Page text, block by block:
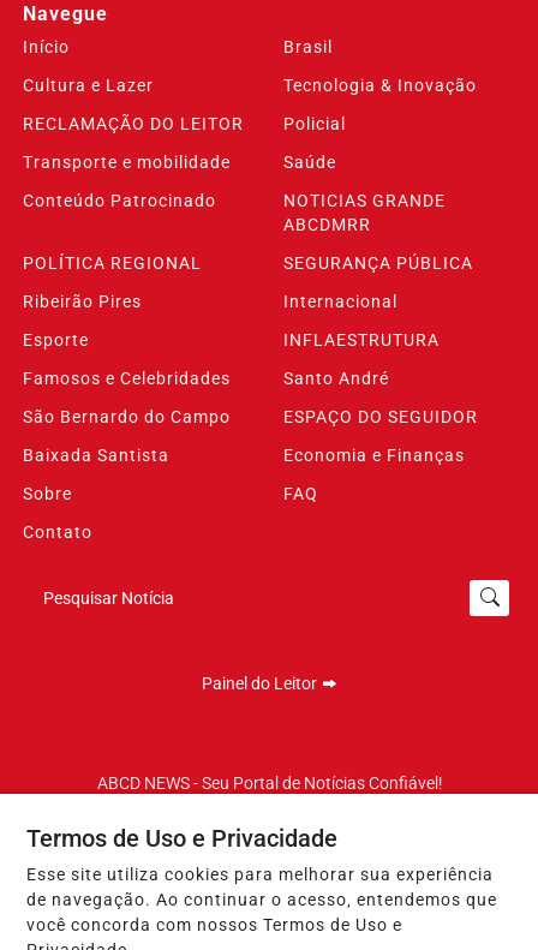
Navegue
Início
Brasil
Cultura e Lazer
Tecnologia & Inovação
RECLAMAÇÃO DO LEITOR
Policial
Transporte e mobilidade
Saúde
Conteúdo Patrocinado
NOTICIAS GRANDE
ABCDMRR
POLÍTICA REGIONAL
SEGURANÇA PÚBLICA
Ribeirão Pires
Internacional
Esporte
INFLAESTRUTURA
Famosos e Celebridades
Santo André
São Bernardo do Campo
ESPAÇO DO SEGUIDOR
Baixada Santista
Economia e Finanças
Sobre
FAQ
Contato
Pesquisar Notícia
Painel do Leitor
ABCD NEWS - Seu Portal de Notícias Confiável!
Termos de Uso e Privacidade
Termos de Uso e Privacidade
Esse site utiliza cookies para melhorar sua experiência
de navegação. Ao continuar o acesso, entendemos que
você concorda com nossos Termos de Uso e